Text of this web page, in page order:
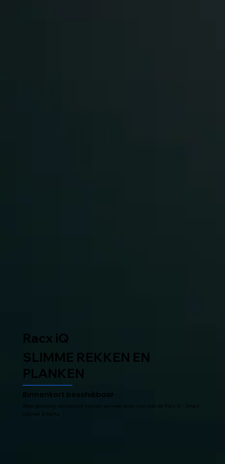
Racx iQ
SLIMME REKKEN EN
PLANKEN
Binnenkort beschikbaar
Wees geduldig, binnenkort kunnen we meer laten zien over de Racx iQ - Smart
Cabinet & Racks